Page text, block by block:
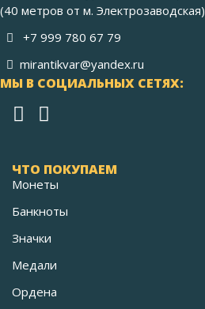
(40 метров от м. Электрозаводская)
+7 999 780 67 79
mirantikvar@yandex.ru
МЫ В СОЦИАЛЬНЫХ СЕТЯХ:
ЧТО ПОКУПАЕМ
Монеты
Банкноты
Значки
Медали
Ордена